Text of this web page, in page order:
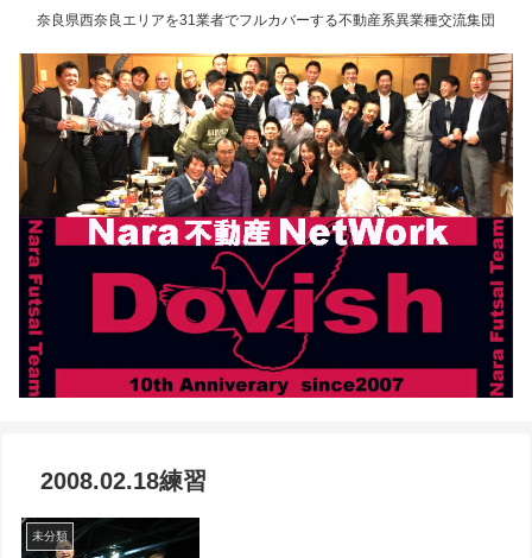
奈良県西奈良エリアを31業者でフルカバーする不動産系異業種交流集団
2008.02.18練習
未分類